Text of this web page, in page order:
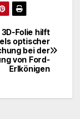
Folie hilft
optischer
bei der
von Ford-
Erlkönigen